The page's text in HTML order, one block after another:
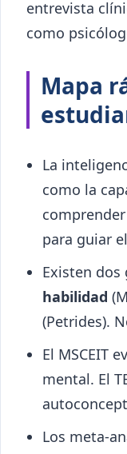
entrevista
como
Mapa
La
como la
para guiar
Existen dos
habilidad
(Petrides).
El MSCEIT
mental. El
Los meta-